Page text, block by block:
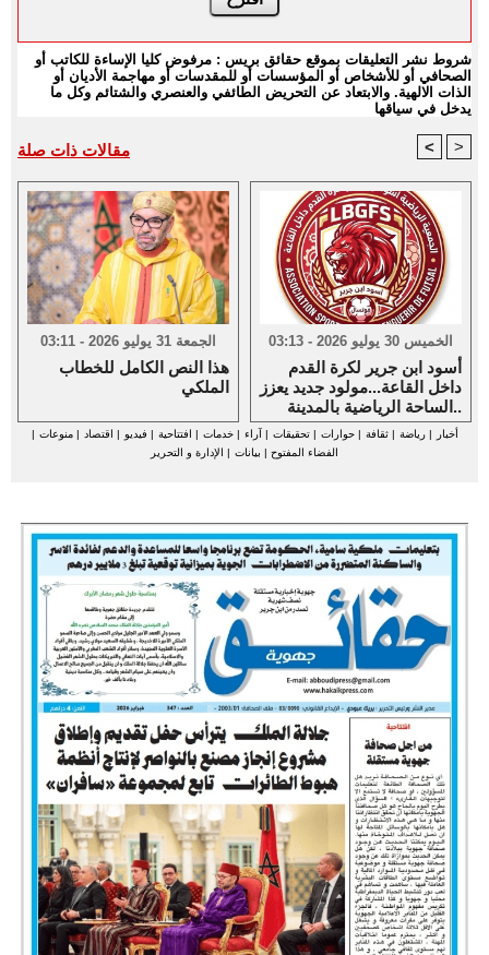
شروط نشر التعليقات بموقع حقائق بريس : مرفوض كليا الإساءة للكاتب أو
الصحافي أو للأشخاص أو المؤسسات أو للمقدسات أو مهاجمة الأديان أو
الذات الالهية. والابتعاد عن التحريض الطائفي والعنصري والشتائم وكل ما
يدخل في سياقها
مقالات ذات صلة < >
الجمعة 31 يوليو 2026 - 03:11
هذا النص الكامل للخطاب
الملكي
الخميس 30 يوليو 2026 - 03:13
أسود ابن جرير لكرة القدم
داخل القاعة...مولود جديد يعزز
الساحة الرياضية بالمدينة..
أخبار |رياضة |ثقافة |حوارات |تحقيقات | آراء |خدمات | افتتاحية | فيديو | اقتصاد |منوعات |
الفضاء المفتوح | بيانات | الإدارة و التحرير